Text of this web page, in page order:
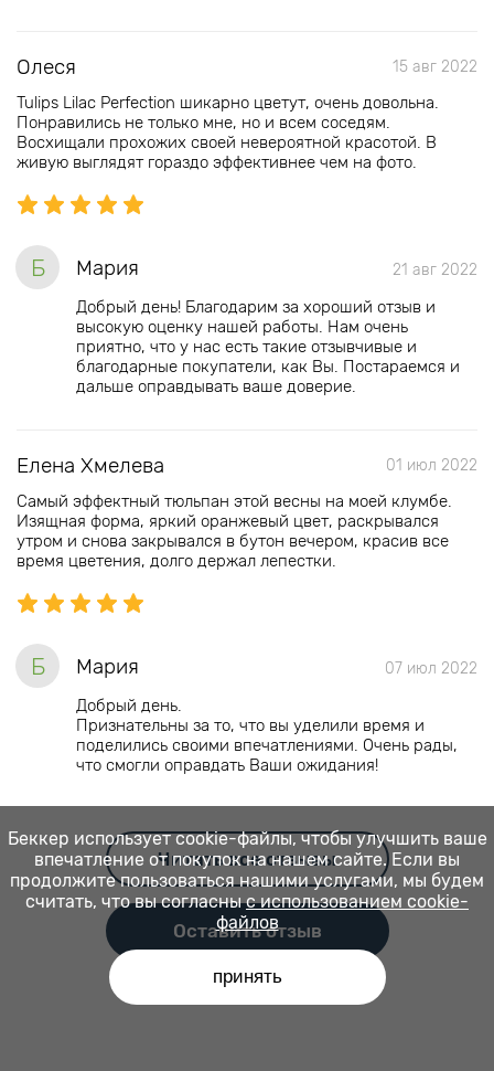
Олеся 15 авг 2022
Tulips Lilac Perfection шикарно цветут, очень довольна.
Понравились не только мне, но и всем соседям.
Восхищали прохожих своей невероятной красотой. В
живую выглядят гораздо эффективнее чем на фото.
Б Мария 21 авг 2022
Добрый день! Благодарим за хороший отзыв и
высокую оценку нашей работы. Нам очень
приятно, что у нас есть такие отзывчивые и
благодарные покупатели, как Вы. Постараемся и
дальше оправдывать ваше доверие.
Елена Хмелева 01 июл 2022
Самый эффектный тюльпан этой весны на моей клумбе.
Изящная форма, яркий оранжевый цвет, раскрывался
утром и снова закрывался в бутон вечером, красив все
время цветения, долго держал лепестки.
Б Мария 07 июл 2022
Добрый день.
Признательны за то, что вы уделили время и
поделились своими впечатлениями. Очень рады,
что смогли оправдать Ваши ожидания!
Читать все отзывы
Оставить отзыв
Беккер использует cookie-файлы, чтобы улучшить ваше
впечатление от покупок на нашем сайте. Если вы
продолжите пользоваться нашими услугами, мы будем
считать, что вы согласны с использованием cookie-
файлов
принять